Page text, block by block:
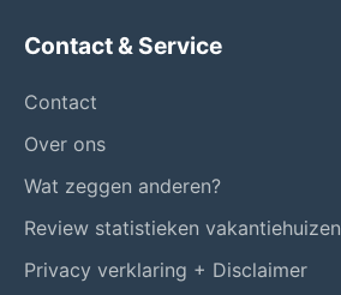
Contact & Service
Contact
Over ons
Wat zeggen anderen?
Review statistieken vakantiehuizen
Privacy verklaring + Disclaimer